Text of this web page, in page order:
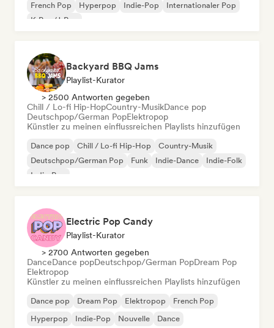
French Pop
Hyperpop Indie-Pop
Internationaler Pop
K-Pop/J-Pop
Backyard BBQ Jams
Playlist-Kurator
> 2500 Antworten gegeben
Chill / Lo-fi Hip-HopCountry-MusikDance pop
Deutschpop/German PopElektropop
Künstler zu meinen einflussreichen Playlists hinzufügen
Dance pop Chill / Lo-fi Hip-Hop
Country-Musik
Deutschpop/German Pop
Funk Indie-Dance
Indie-Folk
Indie-Pop
Electric Pop Candy
Playlist-Kurator
> 2700 Antworten gegeben
DanceDance popDeutschpop/German PopDream Pop
Elektropop
Künstler zu meinen einflussreichen Playlists hinzufügen
Dance pop Dream Pop Elektropop
French Pop
Hyperpop
Indie-Pop Nouvelle Dance